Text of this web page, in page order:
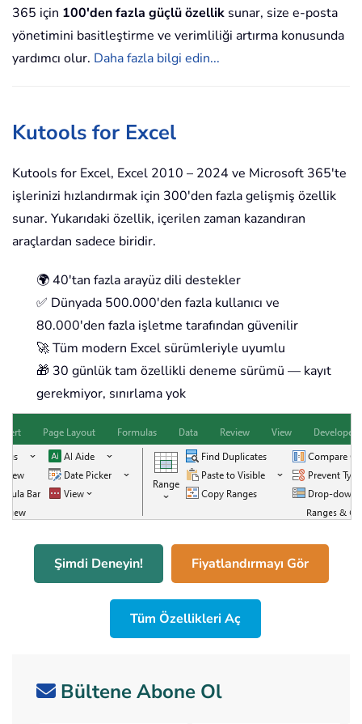
365 için 100'den fazla güçlü özellik sunar, size e-posta
yönetimini basitleştirme ve verimliliği artırma konusunda
yardımcı olur. Daha fazla bilgi edin...
Kutools for Excel
Kutools for Excel, Excel 2010 – 2024 ve Microsoft 365'te
işlerinizi hızlandırmak için 300'den fazla gelişmiş özellik
sunar. Yukarıdaki özellik, içerilen zaman kazandıran
araçlardan sadece biridir.
🌍 40'tan fazla arayüz dili destekler
✅ Dünyada 500.000'den fazla kullanıcı ve
80.000'den fazla işletme tarafından güvenilir
🚀 Tüm modern Excel sürümleriyle uyumlu
🎁 30 günlük tam özellikli deneme sürümü — kayıt
gerekmiyor, sınırlama yok
Şimdi Deneyin! Fiyatlandırmayı Gör
Tüm Özellikleri Aç
Bültene Abone Ol